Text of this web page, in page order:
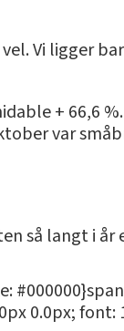
Vi ligger
+ 66,6
var
så langt i år
0.0px; font: